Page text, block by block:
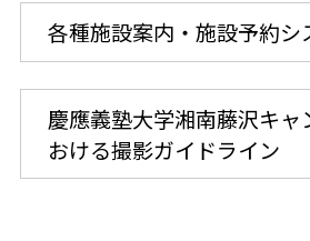
湘南藤沢
矢上
信濃町
各種施設案内・施設予約シ
慶應義塾大学湘南藤沢キャ
おける撮影ガイドライン